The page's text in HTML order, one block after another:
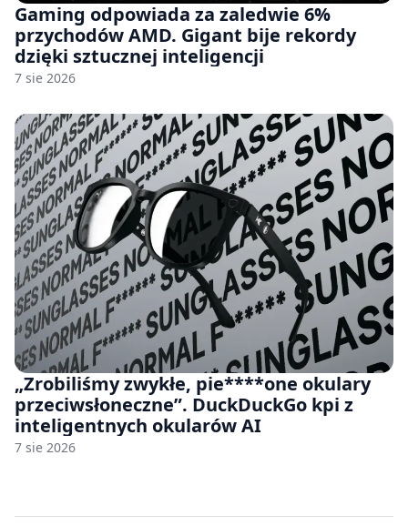
Gaming odpowiada za zaledwie 6%
przychodów AMD. Gigant bije rekordy
dzięki sztucznej inteligencji
7 sie 2026
„Zrobiliśmy zwykłe, pie****one okulary
przeciwsłoneczne”. DuckDuckGo kpi z
inteligentnych okularów AI
7 sie 2026